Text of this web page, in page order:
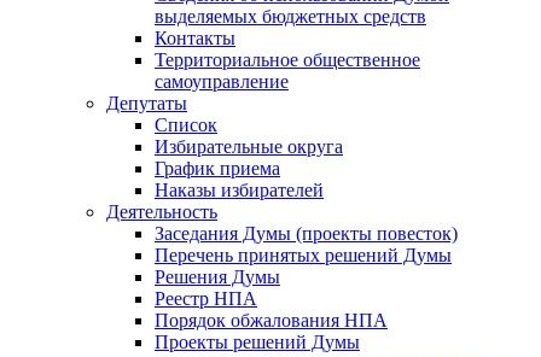
выделяемых бюджетных средств
Контакты
Территориальное общественное
самоуправление
Депутаты
Список
Избирательные округа
График приема
Наказы избирателей
Деятельность
Заседания Думы (проекты повесток)
Перечень принятых решений Думы
Решения Думы
Реестр НПА
Порядок обжалования НПА
Проекты решений Думы